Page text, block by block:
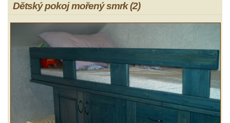
Dětský pokoj mořený smrk (2)